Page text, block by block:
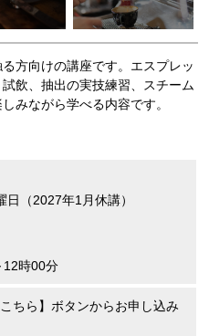
方向けの講座です。エスプレッ
飲、抽出の実技練習、スチーム
みながら学べる内容です。
日（2027年1月休講）
12時00分
こちら】ボタンからお申し込み